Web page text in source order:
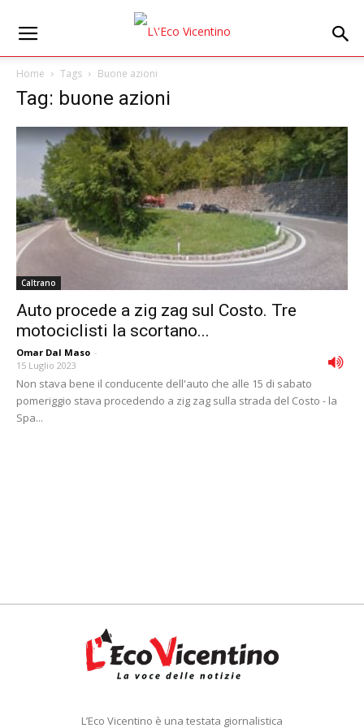
Home Tags Buone azioni
Tag: buone azioni
Caltrano
Auto procede a zig zag sul Costo. Tre
motociclisti la scortano...
Omar Dal Maso -
15 Luglio 2023
Non stava bene il conducente dell'auto che alle 15 di sabato
pomeriggio stava procedendo a zig zag sulla strada del Costo - la
Spa...
L’Eco Vicentino è una testata giornalistica